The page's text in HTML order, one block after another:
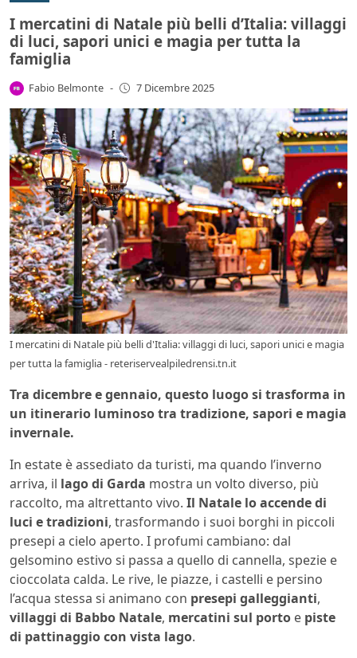
I mercatini di Natale più belli d’Italia: villaggi
di luci, sapori unici e magia per tutta la
famiglia
Fabio Belmonte - 7 Dicembre 2025
I mercatini di Natale più belli d'Italia: villaggi di luci, sapori unici e magia
per tutta la famiglia - reteriservealpiledrensi.tn.it
Tra dicembre e gennaio, questo luogo si trasforma in
un itinerario luminoso tra tradizione, sapori e magia
invernale.
In estate è assediato da turisti, ma quando l’inverno
arriva, il lago di Garda mostra un volto diverso, più
raccolto, ma altrettanto vivo. Il Natale lo accende di
luci e tradizioni, trasformando i suoi borghi in piccoli
presepi a cielo aperto. I profumi cambiano: dal
gelsomino estivo si passa a quello di cannella, spezie e
cioccolata calda. Le rive, le piazze, i castelli e persino
l’acqua stessa si animano con presepi galleggianti,
villaggi di Babbo Natale, mercatini sul porto e piste
di pattinaggio con vista lago.